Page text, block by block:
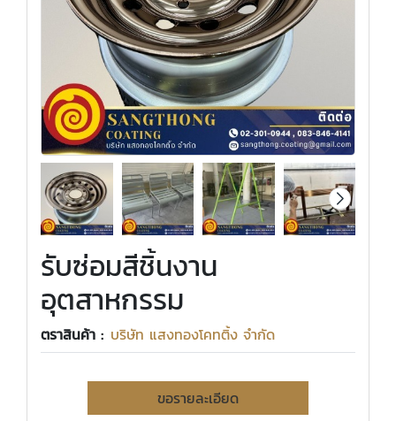
รับซ่อมสีชิ้นงาน
อุตสาหกรรม
ตราสินค้า : บริษัท แสงทองโคทติ้ง จำกัด
ขอรายละเอียด